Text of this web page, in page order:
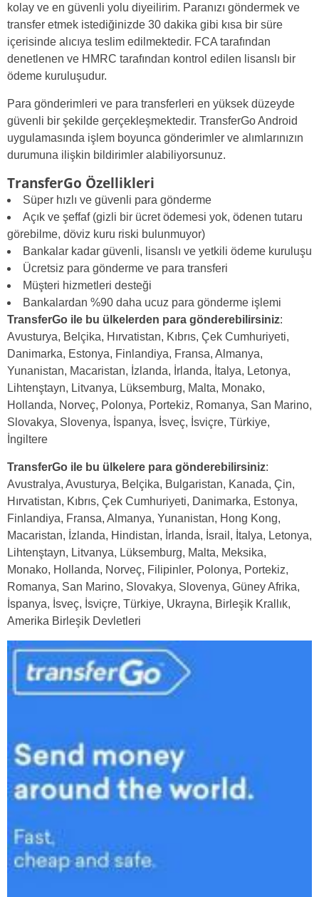
kolay ve en güvenli yolu diyeilirim. Paranızı göndermek ve
transfer etmek istediğinizde 30 dakika gibi kısa bir süre
içerisinde alıcıya teslim edilmektedir. FCA tarafından
denetlenen ve HMRC tarafından kontrol edilen lisanslı bir
ödeme kuruluşudur.
Para gönderimleri ve para transferleri en yüksek düzeyde
güvenli bir şekilde gerçekleşmektedir. TransferGo Android
uygulamasında işlem boyunca gönderimler ve alımlarınızın
durumuna ilişkin bildirimler alabiliyorsunuz.
TransferGo Özellikleri
Süper hızlı ve güvenli para gönderme
Açık ve şeffaf (gizli bir ücret ödemesi yok, ödenen tutaru
görebilme, döviz kuru riski bulunmuyor)
Bankalar kadar güvenli, lisanslı ve yetkili ödeme kuruluşu
Ücretsiz para gönderme ve para transferi
Müşteri hizmetleri desteği
Bankalardan %90 daha ucuz para gönderme işlemi
TransferGo ile bu ülkelerden para gönderebilirsiniz:
Avusturya, Belçika, Hırvatistan, Kıbrıs, Çek Cumhuriyeti,
Danimarka, Estonya, Finlandiya, Fransa, Almanya,
Yunanistan, Macaristan, İzlanda, İrlanda, İtalya, Letonya,
Lihtenştayn, Litvanya, Lüksemburg, Malta, Monako,
Hollanda, Norveç, Polonya, Portekiz, Romanya, San Marino,
Slovakya, Slovenya, İspanya, İsveç, İsviçre, Türkiye,
İngiltere
TransferGo ile bu ülkelere para gönderebilirsiniz:
Avustralya, Avusturya, Belçika, Bulgaristan, Kanada, Çin,
Hırvatistan, Kıbrıs, Çek Cumhuriyeti, Danimarka, Estonya,
Finlandiya, Fransa, Almanya, Yunanistan, Hong Kong,
Macaristan, İzlanda, Hindistan, İrlanda, İsrail, İtalya, Letonya,
Lihtenştayn, Litvanya, Lüksemburg, Malta, Meksika,
Monako, Hollanda, Norveç, Filipinler, Polonya, Portekiz,
Romanya, San Marino, Slovakya, Slovenya, Güney Afrika,
İspanya, İsveç, İsviçre, Türkiye, Ukrayna, Birleşik Krallık,
Amerika Birleşik Devletleri